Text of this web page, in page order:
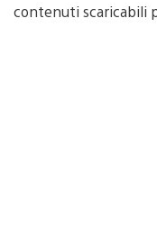
contenuti scaricabili